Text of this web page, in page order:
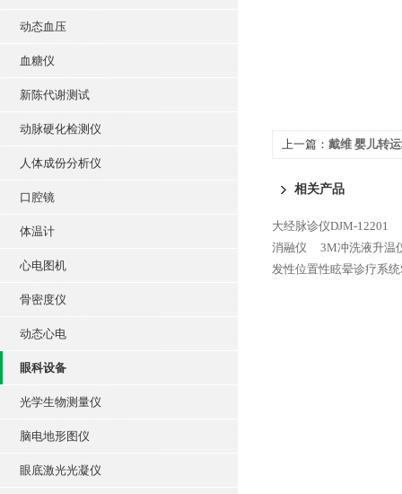
动态血压
血糖仪
新陈代谢测试
动脉硬化检测仪
人体成份分析仪
口腔镜
体温计
心电图机
骨密度仪
动态心电
眼科设备
光学生物测量仪
脑电地形图仪
眼底激光光凝仪
上一篇： 戴维 婴儿转
相关产品
大经脉诊仪DJM-12201
消融仪
3M冲洗液升温
发性位置性眩晕诊疗系统